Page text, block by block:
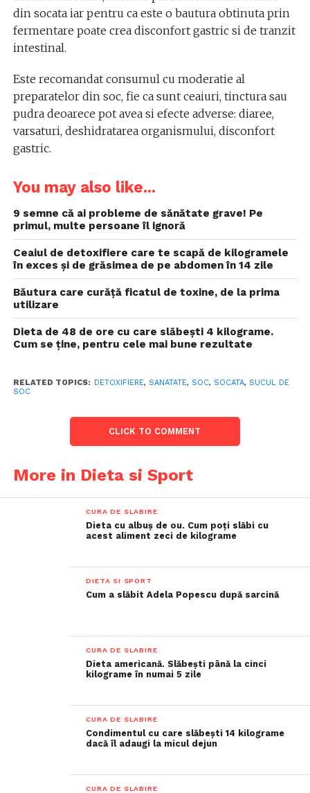
din socata iar pentru ca este o bautura obtinuta prin
fermentare poate crea disconfort gastric si de tranzit
intestinal.
Este recomandat consumul cu moderatie al
preparatelor din soc, fie ca sunt ceaiuri, tinctura sau
pudra deoarece pot avea si efecte adverse: diaree,
varsaturi, deshidratarea organismului, disconfort
gastric.
You may also like...
9 semne că ai probleme de sănătate grave! Pe
primul, multe persoane îl ignoră
Ceaiul de detoxifiere care te scapă de kilogramele
în exces și de grăsimea de pe abdomen în 14 zile
Băutura care curăță ficatul de toxine, de la prima
utilizare
Dieta de 48 de ore cu care slăbești 4 kilograme.
Cum se ține, pentru cele mai bune rezultate
RELATED TOPICS: DETOXIFIERE, SANATATE, SOC, SOCATA, SUCUL DE
SOC
CLICK TO COMMENT
More in Dieta si Sport
CURA DE SLABIRE
Dieta cu albuș de ou. Cum poți slăbi cu
acest aliment zeci de kilograme
DIETA SI SPORT
Cum a slăbit Adela Popescu după sarcină
CURA DE SLABIRE
Dieta americană. Slăbești până la cinci
kilograme în numai 5 zile
CURA DE SLABIRE
Condimentul cu care slăbești 14 kilograme
dacă îl adaugi la micul dejun
CURA DE SLABIRE